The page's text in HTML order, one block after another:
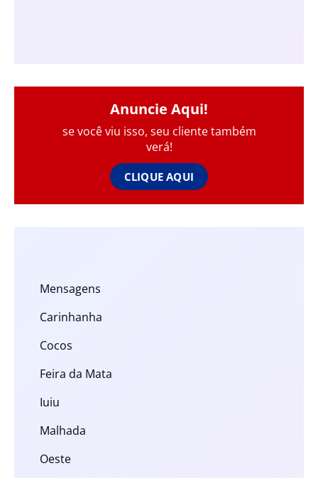
Anuncie Aqui!
se você viu isso, seu cliente também
verá!
CLIQUE AQUI
Mensagens
Carinhanha
Cocos
Feira da Mata
Iuiu
Malhada
Oeste